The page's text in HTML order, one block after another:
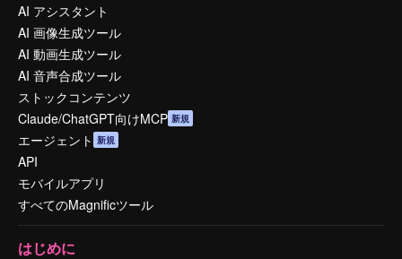
AI アシスタント
AI 画像生成ツール
AI 動画生成ツール
AI 音声合成ツール
ストックコンテンツ
Claude/ChatGPT向けMCP 新規
エージェント 新規
API
モバイルアプリ
すべてのMagnificツール
はじめに